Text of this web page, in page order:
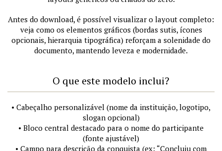
Antes do download, é possível visualizar o layout completo:
veja como os elementos gráficos (bordas sutis, ícones
opcionais, hierarquia tipográfica) reforçam a solenidade do
documento, mantendo leveza e modernidade.
O que este modelo inclui?
• Cabeçalho personalizável (nome da instituição, logotipo,
slogan opcional)
• Bloco central destacado para o nome do participante
(fonte ajustável)
• Campo para descrição da conquista (ex: “Concluiu com